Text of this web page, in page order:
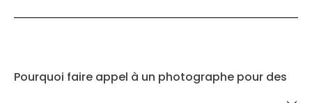
Pourquoi faire appel à un photographe pour des